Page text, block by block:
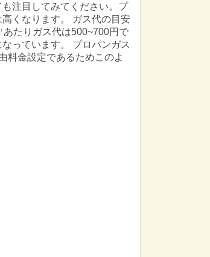
注目してみてください。プ
くなります。 ガス代の目安
たりガス代は500~700円で
っています。 プロパンガス
料金設定であるためこのよ